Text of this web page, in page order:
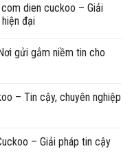
dien cuckoo – Giải
đại
gửi gắm niềm tin cho
– Tin cậy, chuyên nghiệp
– Giải pháp tin cậy